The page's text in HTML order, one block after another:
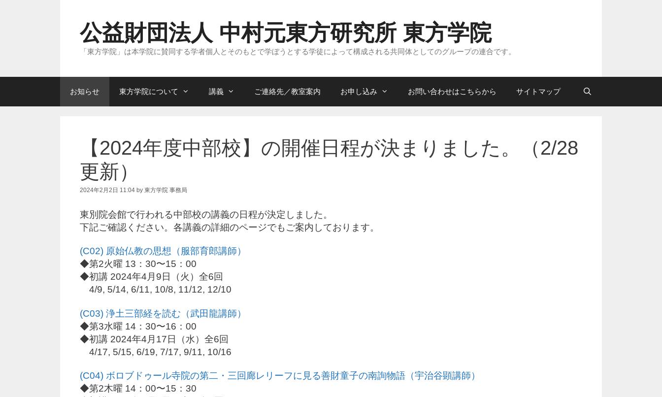
ッ
公益財団法人 中村元東方研究所 東方学院
「東方学院」は本学院に賛同する学者個人とそのもとで学ぼうとする学徒によって構成される共同体としてのグループの連合です。
お知らせ 東方学院について 講義 ご連絡先／教室案内 お申し込み お問い合わせはこちらから サイトマップ
【2024年度中部校】の開催日程が決まりました。（2/28
更新）
2024年2月2日 11:04 by 東方学院 事務局
東別院会館で行われる中部校の講義の日程が決定しました。
下記ご確認ください。各講義の詳細のページでもご案内しております。
(C02) 原始仏教の思想（服部育郎講師）
◆第2火曜 13：30〜15：00
◆初講 2024年4月9日（火）全6回
4/9, 5/14, 6/11, 10/8, 11/12, 12/10
(C03) 浄土三部経を読む（武田龍講師）
◆第3水曜 14：30〜16：00
◆初講 2024年4月17日（水）全6回
4/17, 5/15, 6/19, 7/17, 9/11, 10/16
(C04) ボロブドゥール寺院の第二・三回廊レリーフに見る善財童子の南詢物語（宇治谷顕講師）
◆第2木曜 14：00〜15：30